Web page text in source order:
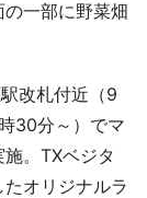
一部に野菜畑
改札付近（9
30分～）でマ
。TXベジタ
オリジナルラ